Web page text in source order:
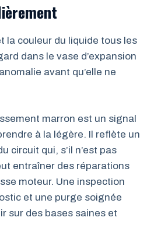
la couleur du liquide tous les
dans le vase d’expansion
avant qu’elle ne
marron est un signal
à la légère. Il reflète un
circuit qui, s’il n’est pas
entraîner des réparations
moteur. Une inspection
et une purge soignée
sur des bases saines et